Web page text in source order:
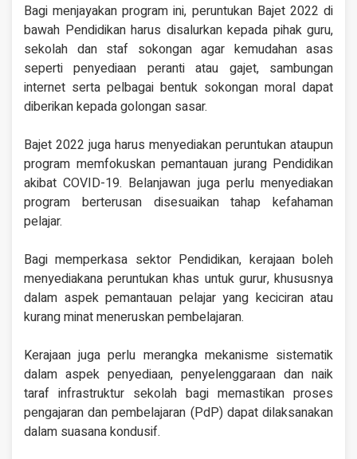
Bagi menjayakan program ini, peruntukan Bajet 2022 di
bawah Pendidikan harus disalurkan kepada pihak guru,
sekolah dan staf sokongan agar kemudahan asas
seperti penyediaan peranti atau gajet, sambungan
internet serta pelbagai bentuk sokongan moral dapat
diberikan kepada golongan sasar.
Bajet 2022 juga harus menyediakan peruntukan ataupun
program memfokuskan pemantauan jurang Pendidikan
akibat COVID-19. Belanjawan juga perlu menyediakan
program berterusan disesuaikan tahap kefahaman
pelajar.
Bagi memperkasa sektor Pendidikan, kerajaan boleh
menyediakana peruntukan khas untuk gurur, khususnya
dalam aspek pemantauan pelajar yang keciciran atau
kurang minat meneruskan pembelajaran.
Kerajaan juga perlu merangka mekanisme sistematik
dalam aspek penyediaan, penyelenggaraan dan naik
taraf infrastruktur sekolah bagi memastikan proses
pengajaran dan pembelajaran (PdP) dapat dilaksanakan
dalam suasana kondusif.